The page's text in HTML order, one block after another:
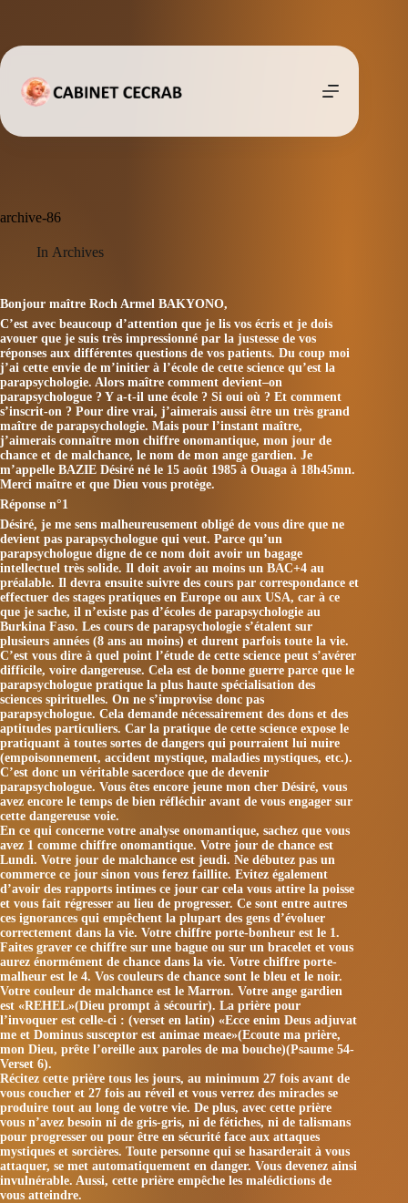
archive-86
In Archives
Bonjour maître Roch Armel BAKYONO,
C’est avec beaucoup d’attention que je lis vos écris et je dois
avouer que je suis très impressionné par la justesse de vos
réponses aux différentes questions de vos patients. Du coup moi
j’ai cette envie de m’initier à l’école de cette science qu’est la
parapsychologie. Alors maître comment devient–on
parapsychologue ? Y a-t-il une école ? Si oui où ? Et comment
s’inscrit-on ? Pour dire vrai, j’aimerais aussi être un très grand
maître de parapsychologie. Mais pour l’instant maître,
j’aimerais connaître mon chiffre onomantique, mon jour de
chance et de malchance, le nom de mon ange gardien. Je
m’appelle BAZIE Désiré né le 15 août 1985 à Ouaga à 18h45mn.
Merci maître et que Dieu vous protège.
Réponse n°1
Désiré, je me sens malheureusement obligé de vous dire que ne
devient pas parapsychologue qui veut. Parce qu’un
parapsychologue digne de ce nom doit avoir un bagage
intellectuel très solide. Il doit avoir au moins un BAC+4 au
préalable. Il devra ensuite suivre des cours par correspondance et
effectuer des stages pratiques en Europe ou aux USA, car à ce
que je sache, il n’existe pas d’écoles de parapsychologie au
Burkina Faso. Les cours de parapsychologie s’étalent sur
plusieurs années (8 ans au moins) et durent parfois toute la vie.
C’est vous dire à quel point l’étude de cette science peut s’avérer
difficile, voire dangereuse. Cela est de bonne guerre parce que le
parapsychologue pratique la plus haute spécialisation des
sciences spirituelles. On ne s’improvise donc pas
parapsychologue. Cela demande nécessairement des dons et des
aptitudes particuliers. Car la pratique de cette science expose le
pratiquant à toutes sortes de dangers qui pourraient lui nuire
(empoisonnement, accident mystique, maladies mystiques, etc.).
C’est donc un véritable sacerdoce que de devenir
parapsychologue. Vous êtes encore jeune mon cher Désiré, vous
avez encore le temps de bien réfléchir avant de vous engager sur
cette dangereuse voie.
En ce qui concerne votre analyse onomantique, sachez que vous
avez 1 comme chiffre onomantique. Votre jour de chance est
Lundi. Votre jour de malchance est jeudi. Ne débutez pas un
commerce ce jour sinon vous ferez faillite. Evitez également
d’avoir des rapports intimes ce jour car cela vous attire la poisse
et vous fait régresser au lieu de progresser. Ce sont entre autres
ces ignorances qui empêchent la plupart des gens d’évoluer
correctement dans la vie. Votre chiffre porte-bonheur est le 1.
Faites graver ce chiffre sur une bague ou sur un bracelet et vous
aurez énormément de chance dans la vie. Votre chiffre porte-
malheur est le 4. Vos couleurs de chance sont le bleu et le noir.
Votre couleur de malchance est le Marron. Votre ange gardien
est «REHEL»(Dieu prompt à sécourir). La prière pour
l’invoquer est celle-ci : (verset en latin) «Ecce enim Deus adjuvat
me et Dominus susceptor est animae meae»(Ecoute ma prière,
mon Dieu, prête l’oreille aux paroles de ma bouche)(Psaume 54-
Verset 6).
Récitez cette prière tous les jours, au minimum 27 fois avant de
vous coucher et 27 fois au réveil et vous verrez des miracles se
produire tout au long de votre vie. De plus, avec cette prière
vous n’avez besoin ni de gris-gris, ni de fétiches, ni de talismans
pour progresser ou pour être en sécurité face aux attaques
mystiques et sorcières. Toute personne qui se hasarderait à vous
attaquer, se met automatiquement en danger. Vous devenez ainsi
invulnérable. Aussi, cette prière empêche les malédictions de
vous atteindre.